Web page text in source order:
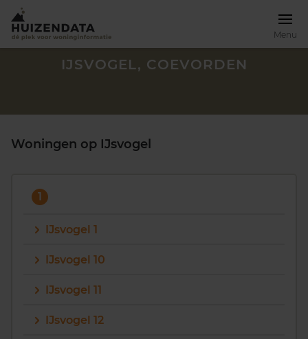
Menu
IJSVOGEL, COEVORDEN
Woningen op IJsvogel
1
IJsvogel 1
IJsvogel 10
IJsvogel 11
IJsvogel 12